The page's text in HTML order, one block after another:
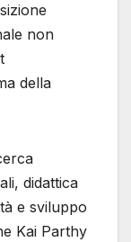
non
della
didattica
e sviluppo
Kai Parthy